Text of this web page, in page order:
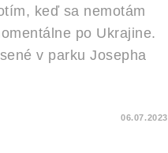
keď sa nemotám
po Ukrajine.
v parku Josepha
06.07.2023